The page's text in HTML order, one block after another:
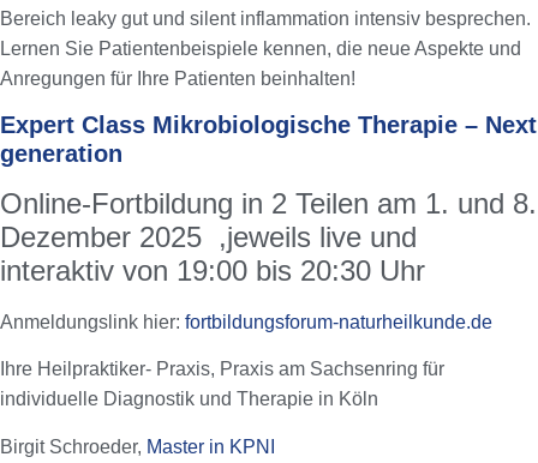
Bereich leaky gut und silent inflammation intensiv besprechen.
Lernen Sie Patientenbeispiele kennen, die neue Aspekte und
Anregungen für Ihre Patienten beinhalten!
Expert Class Mikrobiologische Therapie – Next
generation
Online-Fortbildung in 2 Teilen am 1. und 8.
Dezember 2025 ,jeweils live und
interaktiv von 19:00 bis 20:30 Uhr
Anmeldungslink hier: fortbildungsforum-naturheilkunde.de
Ihre Heilpraktiker- Praxis, Praxis am Sachsenring für
individuelle Diagnostik und Therapie in Köln
Birgit Schroeder, Master in KPNI